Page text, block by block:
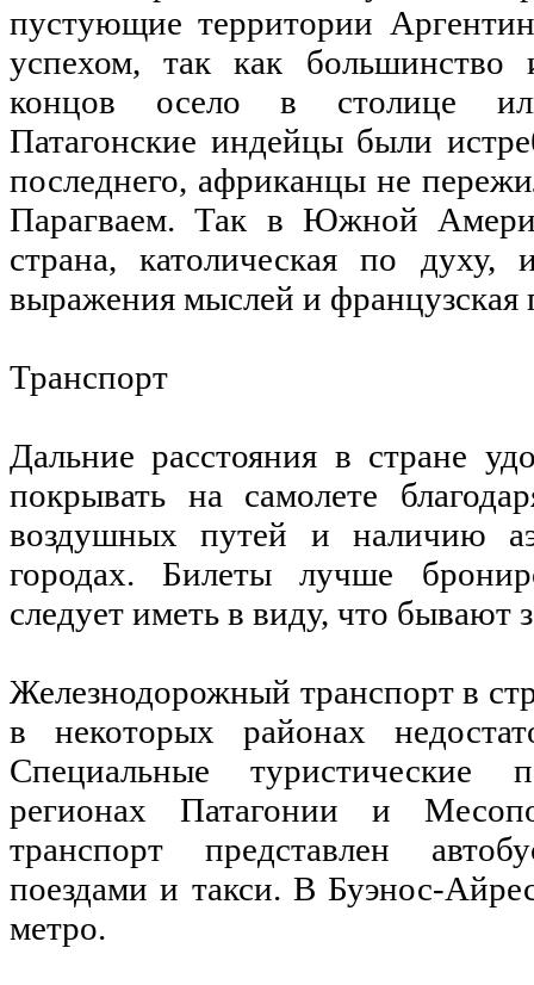
пустующие территории
успехом, так как большинство
концов осело в столице
Патагонские индейцы были
последнего, африканцы не
Парагваем. Так в Южной
страна, католическая по духу,
выражения мыслей и
Транспорт
Дальние расстояния в стране
покрывать на самолете
воздушных путей и наличию
городах. Билеты лучше
следует иметь в виду, что бывают
Железнодорожный транспорт в
в некоторых районах
Специальные туристические
регионах Патагонии и
транспорт представлен
поездами и такси. В Буэнос-
метро.